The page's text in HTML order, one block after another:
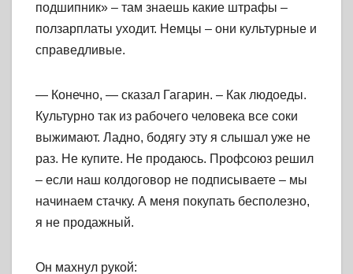
подшипник» – там знаешь какие штрафы –
ползарплаты уходит. Немцы – они культурные и
справедливые.
— Конечно, — сказал Гагарин. – Как людоеды.
Культурно так из рабочего человека все соки
выжимают. Ладно, бодягу эту я слышал уже не
раз. Не купите. Не продаюсь. Профсоюз решил
– если наш колдоговор не подписываете – мы
начинаем стачку. А меня покупать бесполезно,
я не продажный.
Он махнул рукой: